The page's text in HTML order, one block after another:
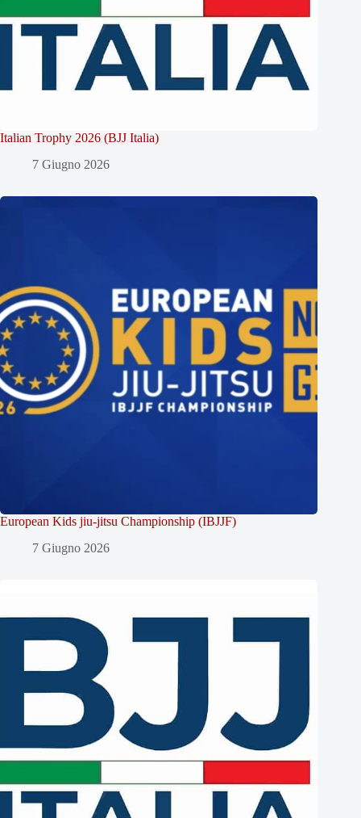
Italian Trophy 2026 (BJJ Italia)
7 Giugno 2026
European Kids jiu-jitsu Championship (IBJJF)
7 Giugno 2026